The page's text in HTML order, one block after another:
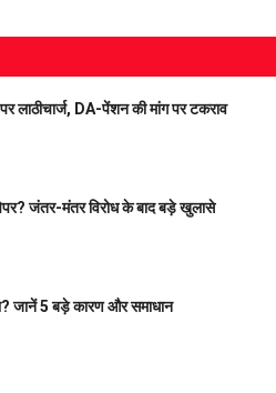
DA-पेंशन की मांग पर टकराव
जंतर-मंतर विरोध के बाद बड़े खुलासे
जानें 5 बड़े कारण और समाधान